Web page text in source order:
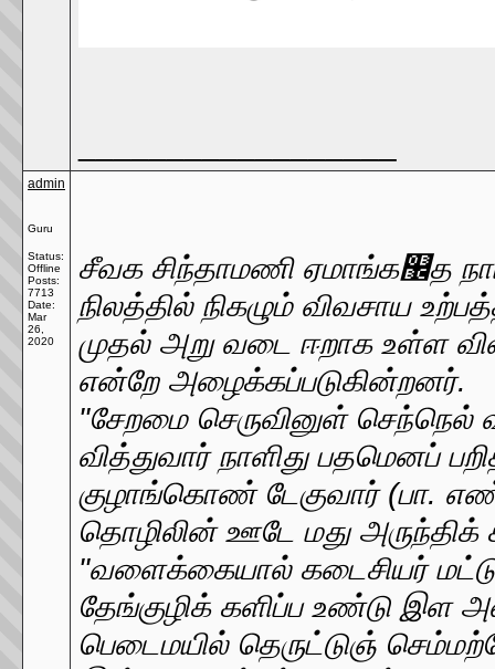
admin
Guru
Status:
Offline
Posts:
7713
Date:
Mar
26,
2020
சீவக சிந்தாமணி ஏமாங்க஼த
நிலத்தில் நிகழும் விவசாய
முதல் அறு வடை ஈறாக உள்ள
என்றே அழைக்கப்படுகின்றனர்.
"சேறமை செருவினுள்
வித்துவார் நாளிது பதமெனப்
குழாங்கொண் டேகுவார் (பா.
தொழிலின் ஊடே மது அருந்திக்
"வளைக்கையால் கடைசியர்
தேங்குழிக் களிப்ப உண்டு
பெடைமயில் தெருட்டுஞ்